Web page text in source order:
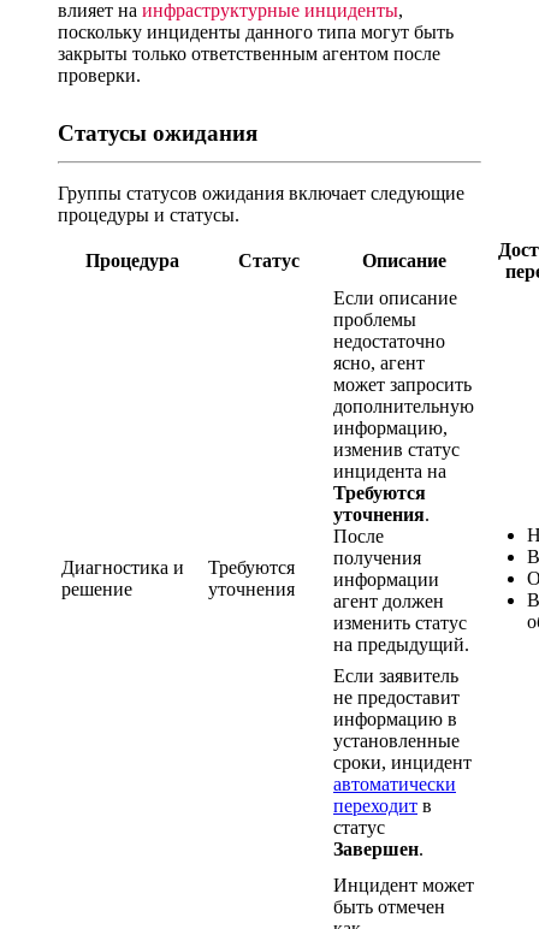
влияет на инфраструктурные инциденты,
поскольку инциденты данного типа могут быть
закрыты только ответственным агентом после
проверки.
Статусы ожидания
Группы статусов ожидания включает следующие
процедуры и статусы.
Процедура Статус Описание
Диагностика и
решение
Требуются
уточнения
Если описание
проблемы
недостаточно
ясно, агент
может запросить
дополнительную
информацию,
изменив статус
инцидента на
Требуются
уточнения.
После
получения
информации
агент должен
изменить статус
на предыдущий.
Если заявитель
не предоставит
информацию в
установленные
сроки, инцидент
автоматически
переходит в
статус
Завершен.
Инцидент может
быть отмечен